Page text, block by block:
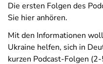
Die ersten Folgen des
Sie hier anhören.
Mit den Informationen
Ukraine helfen, sich in
kurzen Podcast-Folgen